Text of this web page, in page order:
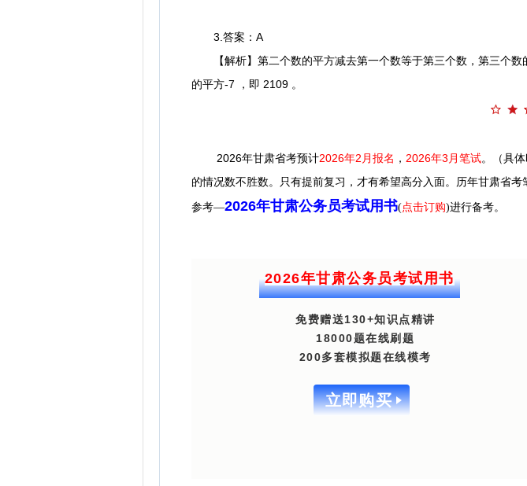
3.答案：A
【解析】第二个数的平方减去第一个数等于第三个数，第三个数
的平方-7 ，即 2109 。
2026年甘肃省考预计2026年2月报名 ， 2026年3月笔试。（具
的情况数不胜数。
只有提前复习，才有希望高分入面。 历年甘肃省考
参考—2026年甘肃公务员考试用书(点击订购)进行备考。
2026年甘肃公务员考试用书
免费赠送130+知识点精讲
18000题在线刷题
200多套模拟题在线模考
立即购买